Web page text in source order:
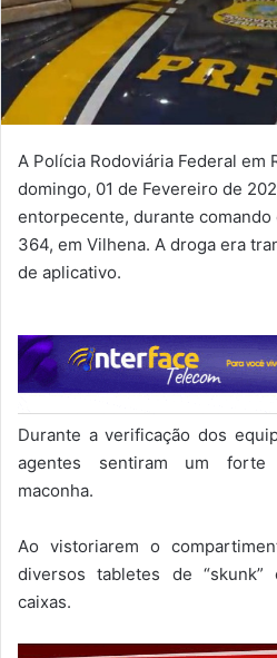
A Polícia Rodoviária Federal em
domingo, 01 de Fevereiro de
entorpecente, durante comando
364, em Vilhena. A droga era
de aplicativo.
Durante a verificação dos
agentes sentiram um forte
maconha.
Ao vistoriarem o
diversos tabletes de
caixas.